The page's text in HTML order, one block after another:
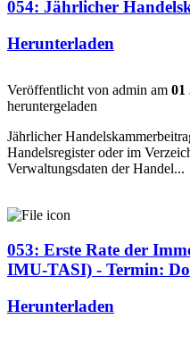
054: Jährlicher
Herunterladen
Veröffentlicht von admin am 01
heruntergeladen
Jährlicher
Handelsregister oder im
Verwaltungsdaten der Handel...
053: Erste Rate der
IMU-TASI) - Termin:
Herunterladen